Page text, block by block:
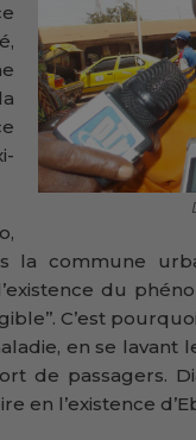
commune
du
C’est
en se lavant
de passagers.
en l’existence